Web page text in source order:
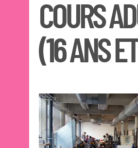
COURS
(16 ANS